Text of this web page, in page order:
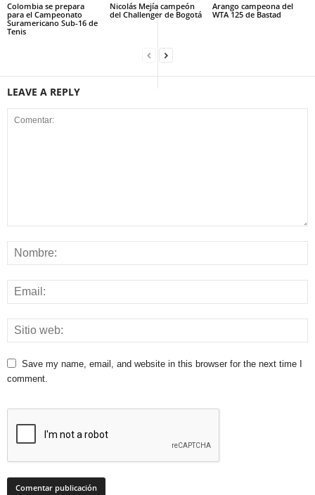
Colombia se prepara
para el Campeonato
Suramericano Sub-16 de
Tenis
Nicolás Mejía campeón
del Challenger de Bogotá
Arango campeona del
WTA 125 de Bastad
LEAVE A REPLY
Save my name, email, and website in this browser for the next time I
comment.